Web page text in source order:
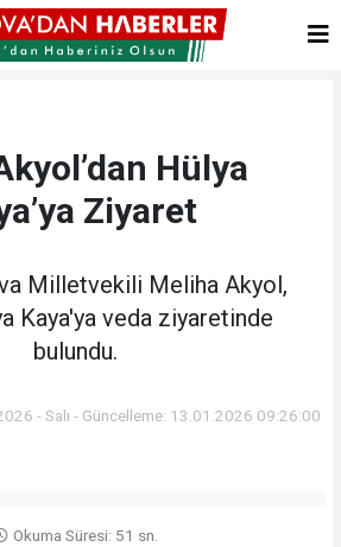
Hülya
Ziyaret
Milletvekili Meliha Akyol,
Kaya'ya veda ziyaretinde
bulundu.
- Salı - Güncelleme: 13.01.2026 09:26:00
Okuma Süresi: 51 sn.